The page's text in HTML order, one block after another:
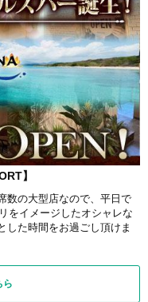
】
数の大型店なので、平日で
をイメージしたオシャレな
した時間をお過ごし頂けま
ら